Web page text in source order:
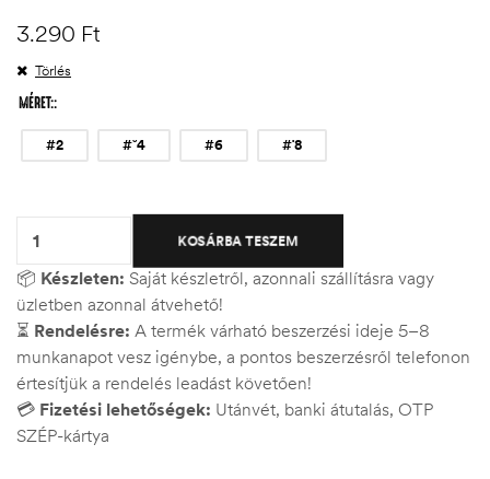
3.290 Ft
MÉRET:
#2 #˘4 #6 #˙8
Törlés
KOSÁRBA TESZEM
📦 Készleten: Saját készletről, azonnali szállításra vagy
üzletben azonnal átvehető!
⏳ Rendelésre: A termék várható beszerzési ideje 5–8
munkanapot vesz igénybe, a pontos beszerzésről telefonon
értesítjük a rendelés leadást követően!
💳 Fizetési lehetőségek: Utánvét, banki átutalás, OTP
SZÉP-kártya